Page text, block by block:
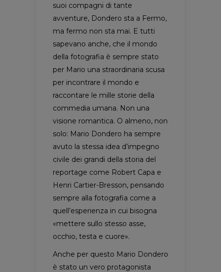
suoi compagni di tante
avventure, Dondero sta a Fermo,
ma fermo non sta mai. E tutti
sapevano anche, che il mondo
della fotografia è sempre stato
per Mario una straordinaria scusa
per incontrare il mondo e
raccontare le mille storie della
commedia umana. Non una
visione romantica. O almeno, non
solo: Mario Dondero ha sempre
avuto la stessa idea d’impegno
civile dei grandi della storia del
reportage come Robert Capa e
Henri Cartier-Bresson, pensando
sempre alla fotografia come a
quell’esperienza in cui bisogna
«mettere sullo stesso asse,
occhio, testa e cuore».
Anche per questo Mario Dondero
è stato un vero protagonista